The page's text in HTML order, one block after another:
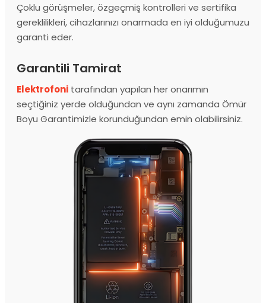
Çoklu görüşmeler, özgeçmiş kontrolleri ve sertifika
gereklilikleri, cihazlarınızı onarmada en iyi olduğumuzu
garanti eder.
Garantili Tamirat
Elektrofoni tarafından yapılan her onarımın
seçtiğiniz yerde olduğundan ve aynı zamanda Ömür
Boyu Garantimizle korunduğundan emin olabilirsiniz.